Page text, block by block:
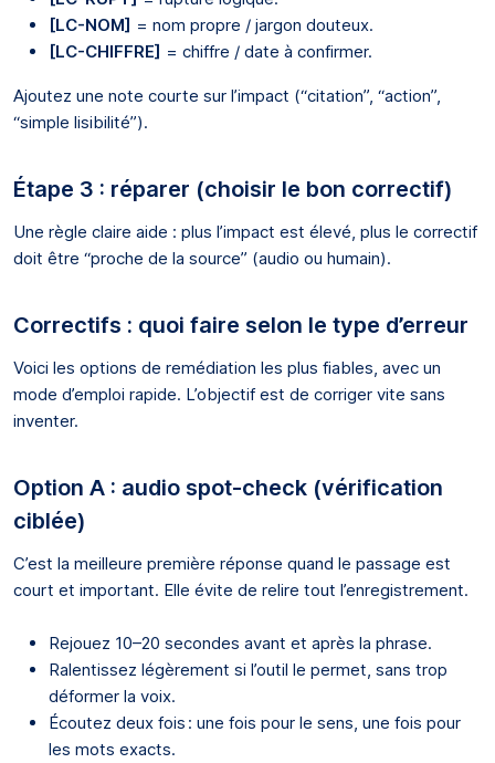
[LC-NOM] = nom propre / jargon douteux.
[LC-CHIFFRE] = chiffre / date à confirmer.
Ajoutez une note courte sur l’impact (“citation”, “action”,
“simple lisibilité”).
Étape 3 : réparer (choisir le bon correctif)
Une règle claire aide : plus l’impact est élevé, plus le correctif
doit être “proche de la source” (audio ou humain).
Correctifs : quoi faire selon le type d’erreur
Voici les options de remédiation les plus fiables, avec un
mode d’emploi rapide. L’objectif est de corriger vite sans
inventer.
Option A : audio spot-check (vérification
ciblée)
C’est la meilleure première réponse quand le passage est
court et important. Elle évite de relire tout l’enregistrement.
Rejouez 10–20 secondes avant et après la phrase.
Ralentissez légèrement si l’outil le permet, sans trop
déformer la voix.
Écoutez deux fois : une fois pour le sens, une fois pour
les mots exacts.